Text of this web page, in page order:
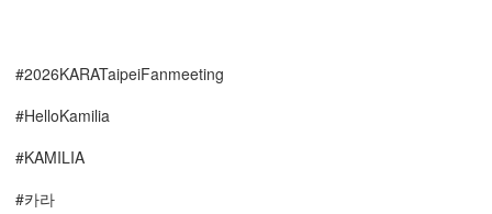
#2026KARATaipeiFanmeeting
#HelloKamilia
#KAMILIA
#카라